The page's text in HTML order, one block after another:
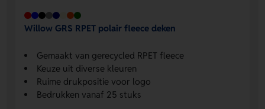
Willow GRS RPET polair fleece deken
Gemaakt van gerecycled RPET fleece
Keuze uit diverse kleuren
Ruime drukpositie voor logo
Bedrukken vanaf 25 stuks